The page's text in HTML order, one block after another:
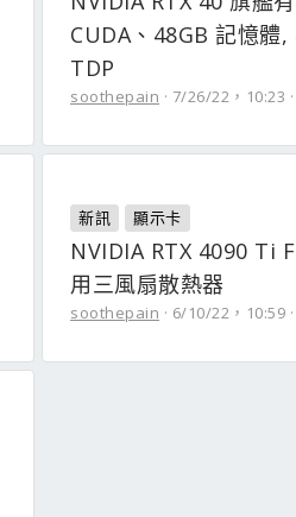
CUDA、48GB 記憶體,
TDP
soothepain 7/26/22，10:23
新訊 顯示卡
NVIDIA RTX 4090 Ti
用三風扇散熱器
soothepain 6/10/22，10:59